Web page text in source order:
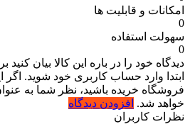
امکانات و قابلیت ها
0
سهولت استفاده
0
دیدگاه خود را در باره این کالا بیان کنید
ابتدا وارد حساب کاربری خود شوید. اگر
فروشگاه خریده باشید، نظر شما به
خواهد شد. افزودن دیدگاه
نظرات کاربران